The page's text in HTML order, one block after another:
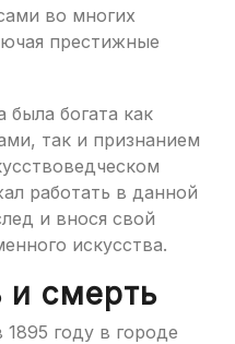
во многих
престижные
богата как
так и признанием
работать в данной
и внося свой
искусства.
и смерть
году в городе